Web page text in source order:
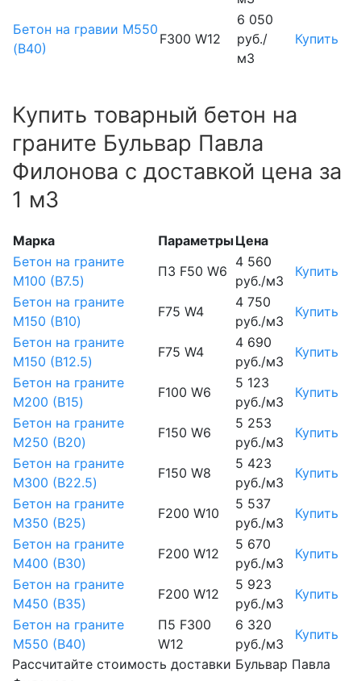
Бетон на гравии М550
(В40)
F300 W12
6 050
руб./
м3
Купить
Купить товарный бетон на
граните Бульвар Павла
Филонова с доставкой цена за
1 м3
Марка ПараметрыЦена
Бетон на граните
М100 (B7.5)
П3 F50 W6
4 560
руб./м3
Купить
Бетон на граните
М150 (B10)
F75 W4
4 750
руб./м3
Купить
Бетон на граните
М150 (B12.5)
F75 W4
4 690
руб./м3
Купить
Бетон на граните
М200 (B15)
F100 W6
5 123
руб./м3
Купить
Бетон на граните
М250 (B20)
F150 W6
5 253
руб./м3
Купить
Бетон на граните
М300 (B22.5)
F150 W8
5 423
руб./м3
Купить
Бетон на граните
М350 (B25)
F200 W10
5 537
руб./м3
Купить
Бетон на граните
М400 (B30)
F200 W12
5 670
руб./м3
Купить
Бетон на граните
М450 (B35)
F200 W12
5 923
руб./м3
Купить
Бетон на граните
М550 (B40)
П5 F300
W12
6 320
руб./м3
Купить
Рассчитайте стоимость доставки Бульвар Павла